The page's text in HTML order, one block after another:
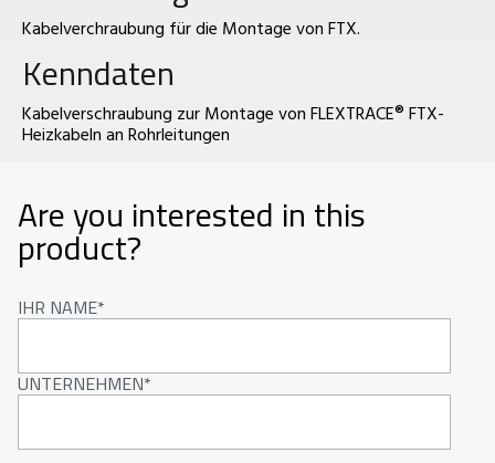
Kabelverchraubung für die Montage von FTX.
Kenndaten
Kabelverschraubung zur Montage von FLEXTRACE® FTX-
Heizkabeln an Rohrleitungen
Are you interested in this
product?
IHR NAME
UNTERNEHMEN